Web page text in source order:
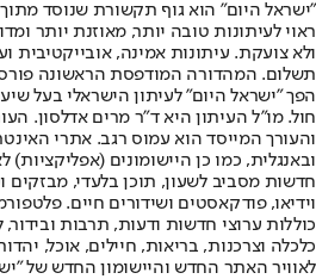
"ישראל היום" הוא גוף תקשורת שנוסד
ראוי לעיתונות טובה יותר, מאוזנת יותר
ולא צועקת. עיתונות אמינה, אובייקטיבית
הפך "ישראל היום" לעיתון הישראלי בעל
חול. מו"ל העיתון היא ד"ר מרים אדלסון.
והעורך המייסד הוא עמוס רגב. אתרי
חדשות מסביב לשעון, תוכן בלעדי, מבזקים
וידיאו, פודקאסטים ושידורים חיים.
כוללות ערוצי חדשות ודעות, תרבות ובידור,
לאוויר האתר החדש והיישומון החדש של